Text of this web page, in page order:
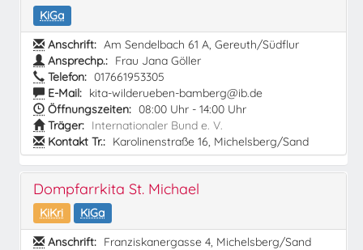
KiGa
Anschrift: Am Sendelbach 61 A, Gereuth/Südflur
Ansprechp.: Frau Jana Göller
Telefon: 017661953305
E-Mail: kita-wilderueben-bamberg@ib.de
Öffnungszeiten: 08:00 Uhr - 14:00 Uhr
Träger: Internationaler Bund e. V.
Kontakt Tr.: Karolinenstraße 16, Michelsberg/Sand
Dompfarrkita St. Michael
KiKri
KiGa
Anschrift: Franziskanergasse 4, Michelsberg/Sand